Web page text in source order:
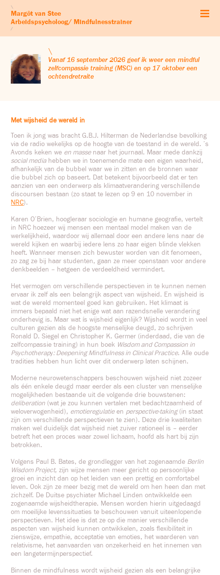
\
Margôt van Stee
Arbeidspsycholoog/ Mindfulnesstrainer
/
Mindfulness
Zelfcompassie
Leven vanuit je kernwaarden
Audio’s
\
Vanaf 16 september 2026 geef ik weer een mindful
zelfcompassie training (MSC) en op 17 oktober een
ochtendretraite
Met wijsheid de wereld in
Toen ik jong was bracht G.B.J. Hilterman de Nederlandse bevolking
via de radio wekelijks op de hoogte van de toestand in de wereld. ’s
Avonds keken we en massenaar het journaal. Maar mede dankzij
social mediahebben we in toenemende mate een eigen waarheid,
afhankelijk van de bubbel waar we in zitten en de bronnen waar
die bubbel zich op baseert. Dat betekent bijvoorbeeld dat er ten
aanzien van een onderwerp als klimaatverandering verschillende
discoursen bestaan (zo staat te lezen op 9 en 10 november in
NRC).
Karen O’Brien, hoogleraar sociologie en humane geografie, vertelt
in NRC hoezeer wij mensen een mentaal model maken van de
werkelijkheid, waardoor wij allemaal door een andere lens naar de
wereld kijken en waarbij iedere lens zo haar eigen blinde vlekken
heeft. Wanneer mensen zich bewuster worden van dit fenomeen,
zo zag ze bij haar studenten, gaan ze meer openstaan voor andere
denkbeelden – hetgeen de verdeeldheid vermindert.
Het vermogen om verschillende perspectieven in te kunnen nemen
ervaar ik zelf als een belangrijk aspect van wijsheid. En wijsheid is
wat de wereld momenteel goed kan gebruiken. Het klimaat is
immers bepaald niet het enige wat aan razendsnelle verandering
onderhevig is. Maar wat ís wijsheid eigenlijk? Wijsheid wordt in veel
culturen gezien als de hoogste menselijke deugd, zo schrijven
Ronald D. Siegel en Christopher K. Germer (inderdaad, die van de
zelfcompassie training) in hun boek Wisdom and Compassion in
Psychotherapy: Deepening Mindfulness in Clinical Practice. Alle oude
tradities hebben hun licht over dit onderwerp laten schijnen.
Moderne neurowetenschappers beschouwen wijsheid niet zozeer
als één enkele deugd maar eerder als een cluster van menselijke
mogelijkheden bestaande uit de volgende drie bouwstenen:
deliberation (wat je zou kunnen vertalen met bedachtzaamheid of
weloverwogenheid), emotieregulatieen perspective-taking(in staat
zijn om verschillende perspectieven te zien). Deze drie kwaliteiten
maken wel duidelijk dat wijsheid niet zuiver rationeel is – eerder
betreft het een proces waar zowel lichaam, hoofd als hart bij zijn
betrokken.
Volgens Paul B. Bates, de grondlegger van het zogenaamde Berlin
Wisdom Project, zijn wijze mensen meer gericht op persoonlijke
groei en inzicht dan op het leiden van een prettig en comfortabel
leven. Ook zijn ze meer bezig met de wereld om hen heen dan met
zichzelf. De Duitse psychiater Michael Linden ontwikkelde een
zogenaamde wijsheidtherapie. Mensen worden hierin uitgedaagd
om moeilijke levenssituaties te beschouwen vanuit uiteenlopende
perspectieven. Het idee is dat ze op die manier verschillende
aspecten van wijsheid kunnen ontwikkelen, zoals flexibiliteit in
zienswijze, empathie, acceptatie van emoties, het waarderen van
relativisme, het aanvaarden van onzekerheid en het innemen van
een langetermijnperspectief.
Binnen de mindfulness wordt wijsheid gezien als een belangrijke